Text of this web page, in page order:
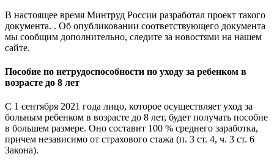
В настоящее время Минтруд России разработал проект такого
документа. . Об опубликовании соответствующего документа
мы сообщим дополнительно, следите за новостями на нашем
сайте.
Пособие по нетрудоспособности по уходу за ребенком в
возрасте до 8 лет
С 1 сентября 2021 года лицо, которое осуществляет уход за
больным ребенком в возрасте до 8 лет, будет получать пособие
в большем размере. Оно составит 100 % среднего заработка,
причем независимо от страхового стажа (п. 3 ст. 4, ч. 3 ст. 6
Закона).